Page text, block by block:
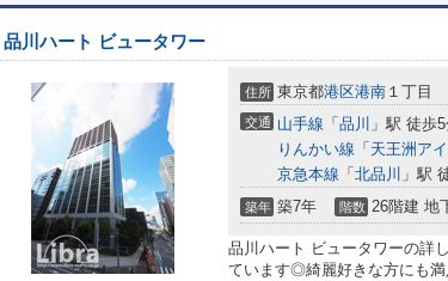
品川ハート ビュータワー
住所 東京都港区港南 １丁目
交通 山手線 「 品川 」駅 徒歩
りんかい線 「 天王洲ア
京急本線 「 北品川 」駅
築年 築7年 階数 26階建 地
品川ハート ビュータワーの詳
ています◎綺麗好きな方にも